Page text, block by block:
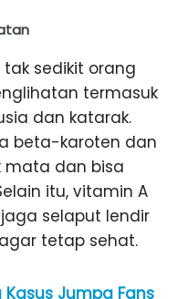
sedikit orang
termasuk
dan katarak.
beta-karoten dan
mata dan bisa
itu, vitamin A
selaput lendir
tetap sehat.
Jumpa Fans